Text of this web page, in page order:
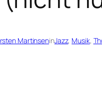
MartinseninJazz, Musik,